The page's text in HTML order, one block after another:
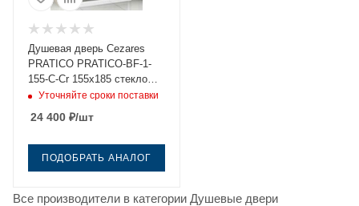
Душевая дверь Cezares
PRATICO PRATICO-BF-1-
155-C-Cr 155х185 стекло
прозрачное профиль хром
Уточняйте сроки поставки
24 400 ₽/шт
ПОДОБРАТЬ АНАЛОГ
Все производители в категории Душевые двери